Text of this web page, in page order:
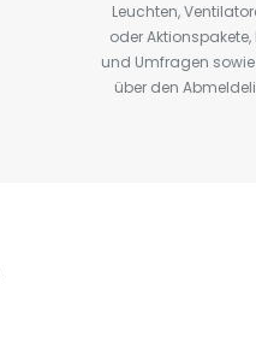
Leuchten,
oder
und Umfragen
über den